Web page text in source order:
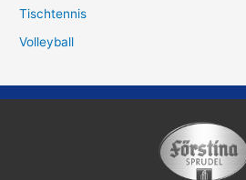
Tischtennis
Volleyball